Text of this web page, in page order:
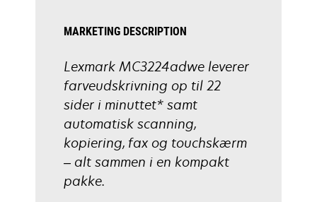
MARKETING DESCRIPTION
Lexmark MC3224adwe leverer
farveudskrivning op til 22
sider i minuttet* samt
automatisk scanning,
kopiering, fax og touchskærm
– alt sammen i en kompakt
pakke.